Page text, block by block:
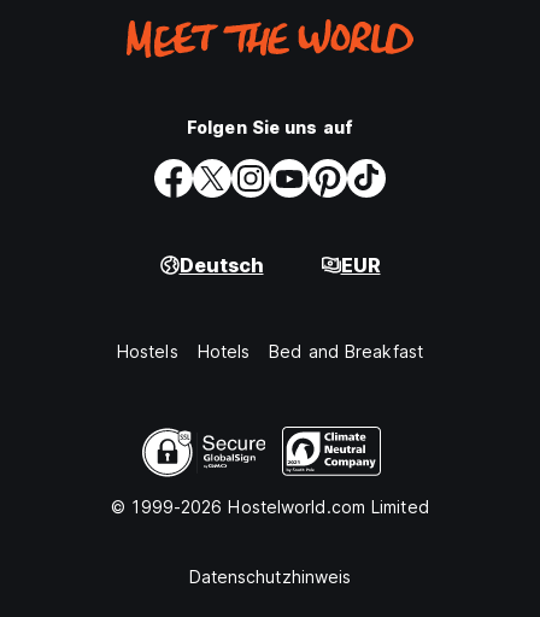
Folgen Sie uns auf
Deutsch EUR
Hostels Hotels Bed and Breakfast
© 1999-2026 Hostelworld.com Limited
Datenschutzhinweis